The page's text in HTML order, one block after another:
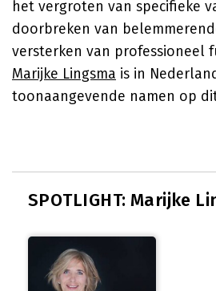
het vergroten van specifieke
doorbreken van
versterken van professioneel
Marijke Lingsma is in
toonaangevende namen op
SPOTLIGHT: Marijke